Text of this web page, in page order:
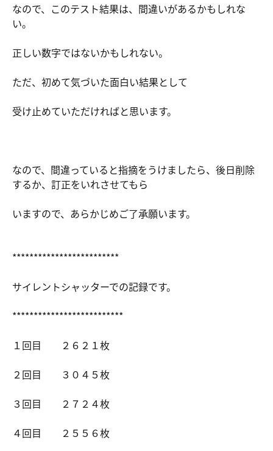
なので、このテスト結果は、間違いがあるかもしれな
い。
正しい数字ではないかもしれない。
ただ、初めて気づいた面白い結果として
受け止めていただければと思います。
なので、間違っていると指摘をうけましたら、後日削除
するか、訂正をいれさせてもら
いますので、あらかじめご了承願います。
*************************
サイレントシャッターでの記録です。
**************************
１回目 ２６２１枚
２回目 ３０４５枚
３回目 ２７２４枚
４回目 ２５５６枚